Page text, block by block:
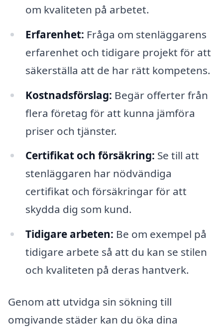
om kvaliteten på arbetet.
Erfarenhet: Fråga om stenläggarens
erfarenhet och tidigare projekt för att
säkerställa att de har rätt kompetens.
Kostnadsförslag: Begär offerter från
flera företag för att kunna jämföra
priser och tjänster.
Certifikat och försäkring: Se till att
stenläggaren har nödvändiga
certifikat och försäkringar för att
skydda dig som kund.
Tidigare arbeten: Be om exempel på
tidigare arbete så att du kan se stilen
och kvaliteten på deras hantverk.
Genom att utvidga sin sökning till
omgivande städer kan du öka dina